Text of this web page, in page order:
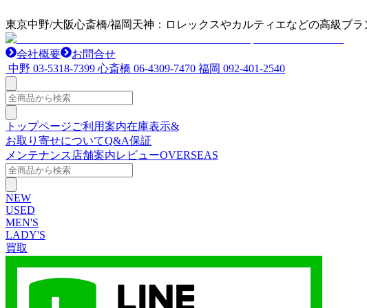
東京中野/大阪心斎橋/福岡天神：ロレックスやカルティエなどの高級ブ
会社概要
お問合せ
中野 03-5318-7399 心斎橋 06-4309-7470 福岡 092-401-2540
トップページご利用案内在庫表示&
お取り寄せについてQ&A保証
メンテナンス 店舗案内レビューOVERSEAS
NEW
USED
MEN'S
LADY'S
買取